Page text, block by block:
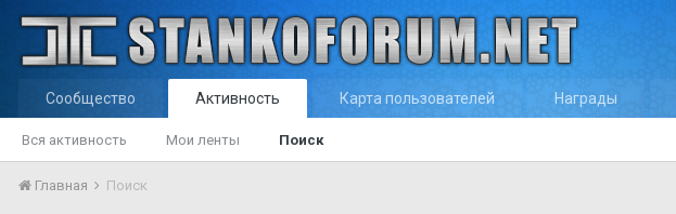
Сообщество Активность
Вся активность Мои ленты Поиск
Карта пользователей Награды
Главная Поиск